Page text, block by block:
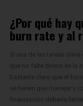
¿Por qué hay
burn rate y al
Si una de las tareas clave
que no falte dinero en la
bastante claro que el
se tienen que manejar y
financiación debería